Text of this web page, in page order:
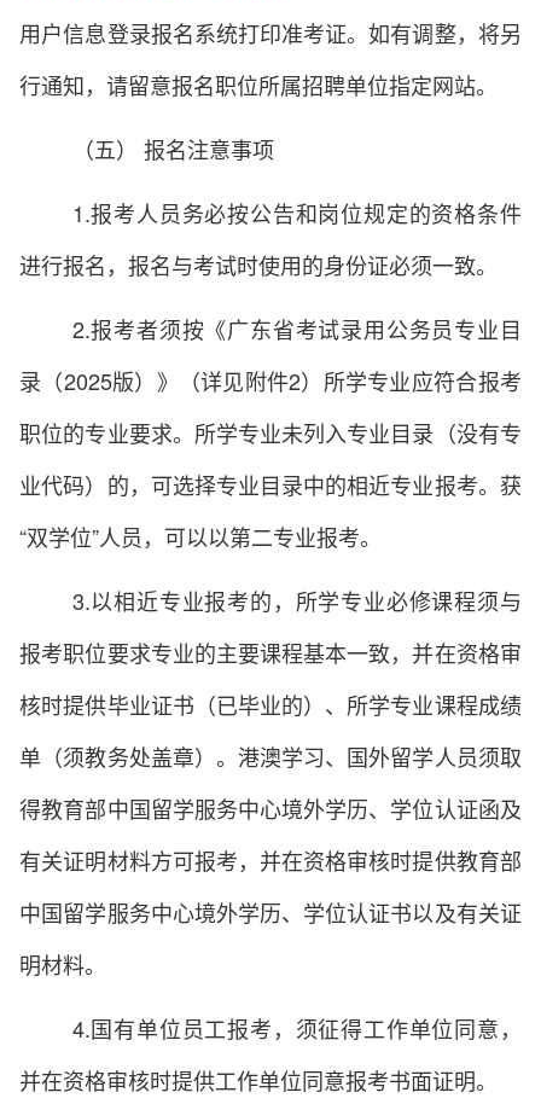
用户信息登录报名系统打印准考证。如有调整，将另
行通知，请留意报名职位所属招聘单位指定网站。
（五） 报名注意事项
1.报考人员务必按公告和岗位规定的资格条件
进行报名，报名与考试时使用的身份证必须一致。
2.报考者须按《广东省考试录用公务员专业目
录（2025版）》（详见附件2）所学专业应符合报考
职位的专业要求。所学专业未列入专业目录（没有专
业代码）的，可选择专业目录中的相近专业报考。获
“双学位”人员，可以以第二专业报考。
3.以相近专业报考的，所学专业必修课程须与
报考职位要求专业的主要课程基本一致，并在资格审
核时提供毕业证书（已毕业的）、所学专业课程成绩
单（须教务处盖章）。港澳学习、国外留学人员须取
得教育部中国留学服务中心境外学历、学位认证函及
有关证明材料方可报考，并在资格审核时提供教育部
中国留学服务中心境外学历、学位认证书以及有关证
明材料。
4.国有单位员工报考，须征得工作单位同意，
并在资格审核时提供工作单位同意报考书面证明。